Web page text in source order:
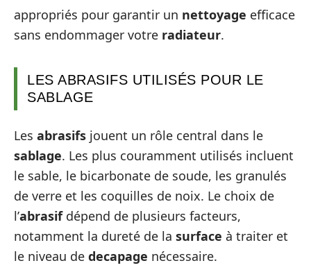
appropriés pour garantir un nettoyage efficace
sans endommager votre radiateur.
LES ABRASIFS UTILISÉS POUR LE
SABLAGE
Les abrasifs jouent un rôle central dans le
sablage. Les plus couramment utilisés incluent
le sable, le bicarbonate de soude, les granulés
de verre et les coquilles de noix. Le choix de
l’abrasifdépend de plusieurs facteurs,
notamment la dureté de la surface à traiter et
le niveau de decapage nécessaire.